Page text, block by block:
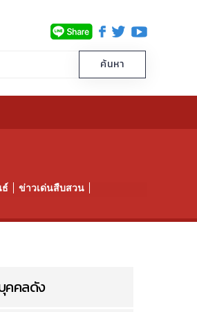
ข่าวเด่นสืบสวน
คคลดัง